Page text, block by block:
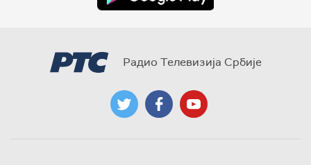
Радио Телевизија Србије